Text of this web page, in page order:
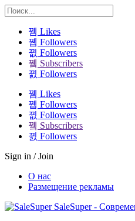
Likes
Followers
Followers
Subscribers
Followers
Likes
Followers
Followers
Subscribers
Followers
Sign in / Join
О нас
Размещение рекламы
SaleSuper -